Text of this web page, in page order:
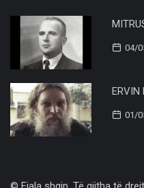
04/
ERVIN
01/